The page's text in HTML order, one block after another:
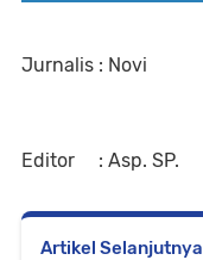
Jurnalis : Novi
Editor : Asp. SP.
Artikel Selanjutnya